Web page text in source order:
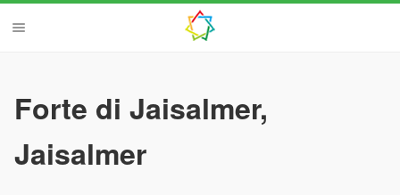
Forte di Jaisalmer,
Jaisalmer